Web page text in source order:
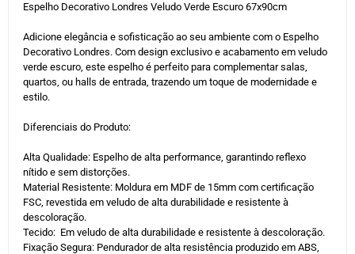
Espelho Decorativo Londres Veludo Verde Escuro 67x90cm
Adicione elegância e sofisticação ao seu ambiente com o Espelho
Decorativo Londres. Com design exclusivo e acabamento em veludo
verde escuro, este espelho é perfeito para complementar salas,
quartos, ou halls de entrada, trazendo um toque de modernidade e
estilo.
Diferenciais do Produto:
Alta Qualidade: Espelho de alta performance, garantindo reflexo
nítido e sem distorções.
Material Resistente: Moldura em MDF de 15mm com certificação
FSC, revestida em veludo de alta durabilidade e resistente à
descoloração.
Tecido: Em veludo de alta durabilidade e resistente à descoloração.
Fixação Segura: Pendurador de alta resistência produzido em ABS,